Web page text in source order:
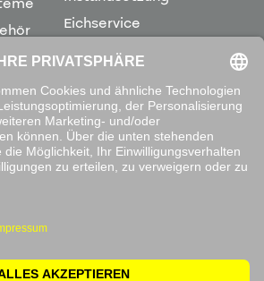
Eichservice
Montage &
Inbetriebnahme
Leihwaagen
&
Mietservice